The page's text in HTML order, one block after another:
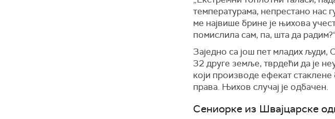
температурама, непрестано нас
ме највише брине је њихова
помислила сам, па, шта да
Заједно са још пет младих људи,
32 друге земље, тврдећи да је
који производе ефекат
права. Њихов случај је одбачен.
Сениорке из Швајцарске